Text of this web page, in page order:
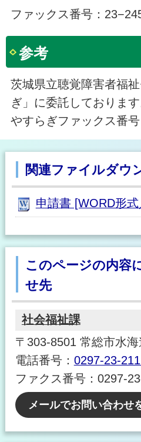
ファックス番号：
参考
茨城県立聴覚障害者福
ぎ」に委託しております
やすらぎファックス番
関連ファイルダウ
申請書 [WORD形式
このページの内容
せ先
社会福祉課
〒303-8501 常総市水
電話番号： 0297-23-
ファクス番号：0297-
メールでお問い合わせ